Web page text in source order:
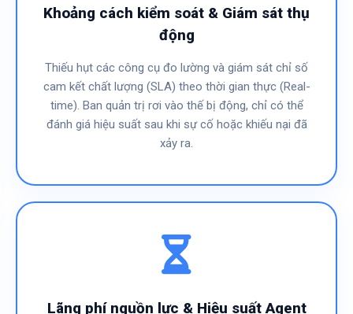
Khoảng cách kiểm soát & Giám sát thụ
động
Thiếu hụt các công cụ đo lường và giám sát chỉ số
cam kết chất lượng (SLA) theo thời gian thực (Real-
time). Ban quản trị rơi vào thế bị động, chỉ có thể
đánh giá hiệu suất sau khi sự cố hoặc khiếu nại đã
xảy ra.
Lãng phí nguồn lực & Hiệu suất Agent